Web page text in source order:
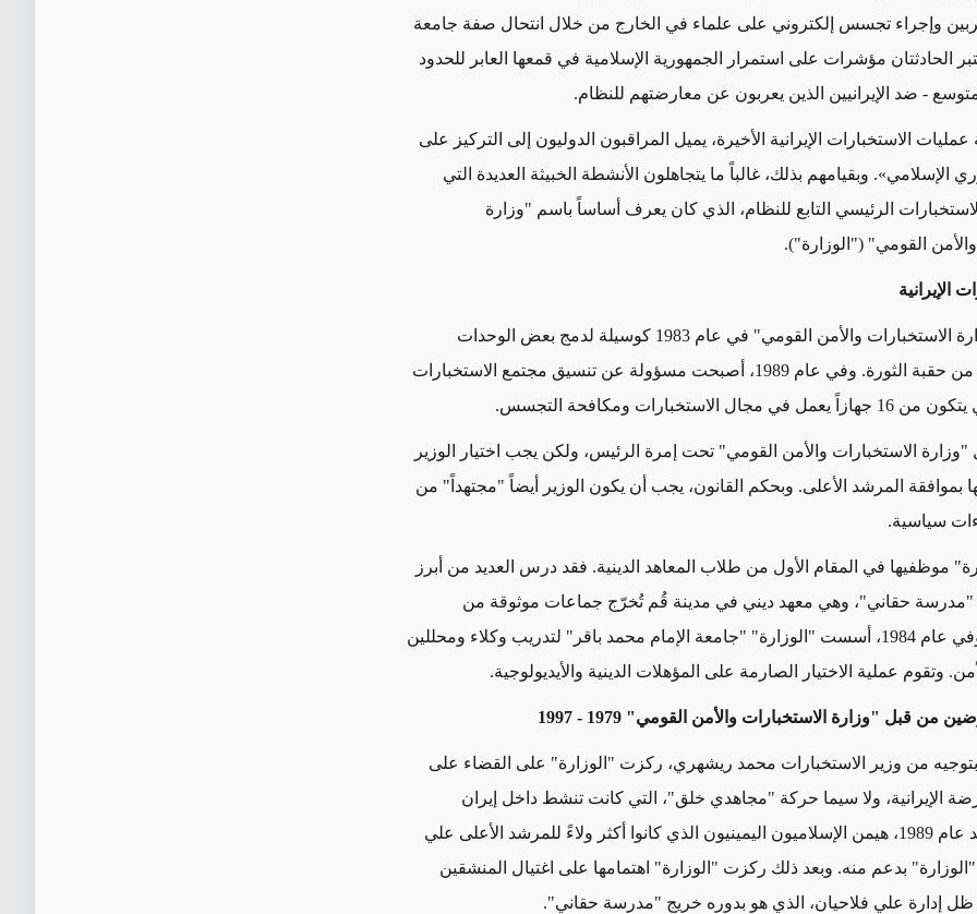
وإجراء تجسس إلكتروني على علماء في الخارج من خلال انتحال صفة جامعة
الحادثتان مؤشرات على استمرار الجمهورية الإسلامية في قمعها العابر للحدود
- ضد الإيرانيين الذين يعربون عن معارضتهم للنظام.
الاستخبارات الإيرانية الأخيرة، يميل المراقبون الدوليون إلى التركيز على
الإسلامي». وبقيامهم بذلك،غالباً ما يتجاهلون الأنشطة الخبيثة العديدة التي
الرئيسي التابع للنظام، الذي كان يعرف أساساً باسم "وزارة
والأمن القومي" ("الوزارة").
الإيرانية
الاستخبارات والأمن القومي" في
عام 1983 كوسيلة لدمج بعض الوحدات
من حقبة الثورة. وفي عام 1989، أصبحت مسؤولة عن تنسيق مجتمع الاستخبارات
يتكون من 16 جهازاً يعمل في مجال الاستخبارات ومكافحة التجسس.
"وزارة الاستخبارات والأمن القومي" تحت إمرة الرئيس، ولكن يجب اختيار
الوزير
بموافقة المرشد الأعلى. وبحكم القانون، يجب أن يكون الوزير أيضاً "مجتهداً" من
سياسية.
موظفيها في المقام الأول من طلاب المعاهد الدينية. فقد درس العديد من أبرز
حقاني"، وهي معهد ديني في مدينة قُم تُخرّج جماعات موثوقة من
في عام 1984، أسست "الوزارة" "جامعة الإمام محمد باقر" لتدريب وكلاء ومحللين
وتقوم عملية الاختيار
الصارمة على المؤهلات الدينية والأيديولوجية.
من قبل "وزارة الاستخبارات والأمن القومي" 1979 - 1997
من وزير الاستخبارات محمد ريشهري، ركزت "الوزارة" على القضاء على
الإيرانية، ولا سيما حركة "مجاهدي خلق"، التي كانت تنشط داخل إيران
1989،
هيمن الإسلاميون اليمينيون الذي كانوا أكثر ولاءً للمرشد الأعلى علي
بدعم منه. وبعد ذلك ركزت "الوزارة" اهتمامها على اغتيال المنشقين
ظل إدارة علي فلاحيان، الذي هو بدوره خريج "مدرسة حقاني".